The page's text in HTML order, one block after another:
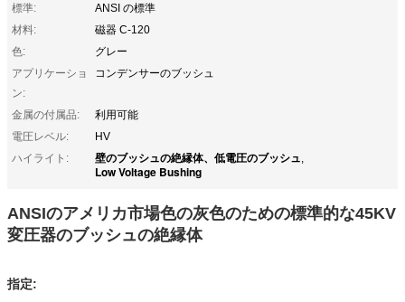
標準:
ANSI の標準
材料:
磁器 C-120
色:
グレー
アプリケーショ
ン:
コンデンサーのブッシュ
金属の付属品:
利用可能
電圧レベル:
HV
ハイライト:
壁のブッシュの絶縁体、低電圧のブッシュ,
Low Voltage Bushing
ANSIのアメリカ市場色の灰色のための標準的な45KV
変圧器のブッシュの絶縁体
指定: